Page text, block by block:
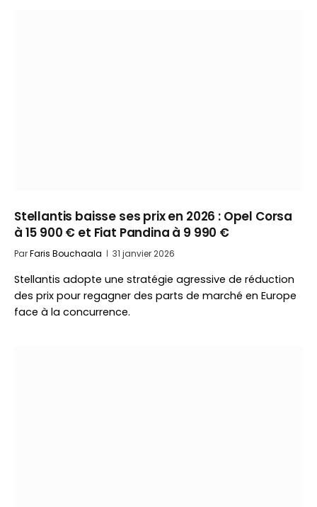
Stellantis baisse ses prix en 2026 : Opel Corsa
à 15 900 € et Fiat Pandina à 9 990 €
ParFaris Bouchaala 31 janvier 2026
Stellantis adopte une stratégie agressive de réduction
des prix pour regagner des parts de marché en Europe
face à la concurrence.